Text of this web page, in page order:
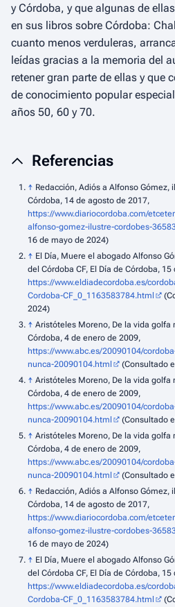
y Córdoba, y que algunas de
en sus libros sobre Córdoba:
cuanto menos verduleras,
leídas gracias a la memoria del
retener gran parte de ellas y que
de conocimiento popular
años 50, 60 y 70.
Referencias
↑ Redacción, Adiós a Alfonso Gómez,
Córdoba, 14 de agosto de 2017,
https://www.diariocordoba.com/
alfonso-gomez-ilustre-cordobes-
16 de mayo de 2024)
↑ El Día, Muere el abogado Alfonso
del Córdoba CF, El Día de Córdoba,
https://www.eldiadecordoba.es/
Cordoba-CF_0_1163583784.html
2024)
↑ Aristóteles Moreno, De la vida golfa
Córdoba, 4 de enero de 2009,
https://www.abc.es/20090104/
nunca-20090104.html
(Consultado
↑ Aristóteles Moreno, De la vida golfa
Córdoba, 4 de enero de 2009,
https://www.abc.es/20090104/
nunca-20090104.html
(Consultado
↑ Aristóteles Moreno, De la vida golfa
Córdoba, 4 de enero de 2009,
https://www.abc.es/20090104/
nunca-20090104.html
(Consultado
↑ Redacción, Adiós a Alfonso Gómez,
Córdoba, 14 de agosto de 2017,
https://www.diariocordoba.com/
alfonso-gomez-ilustre-cordobes-
16 de mayo de 2024)
↑ El Día, Muere el abogado Alfonso
del Córdoba CF, El Día de Córdoba,
https://www.eldiadecordoba.es/
Cordoba-CF_0_1163583784.html